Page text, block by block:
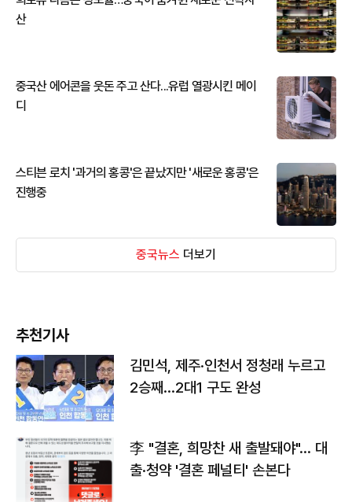
산
중국산 에어콘을 웃돈 주고 산다...유럽 열광시킨 메이
디
스티븐 로치 '과거의 홍콩'은 끝났지만 '새로운 홍콩'은
진행중
중국뉴스 더보기
추천기사
김민석, 제주·인천서 정청래 누르고
2승째…2대1 구도 완성
李 "결혼, 희망찬 새 출발돼야"… 대
출·청약 '결혼 페널티' 손본다